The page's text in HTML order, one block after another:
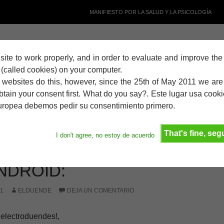
site to work properly, and in order to evaluate and improve
cookies) on your computer.
do this, however, since the 25th of May 2011 we
your consent first. What do you say?. Este lugar usa
debemos pedir su consentimiento primero.
That's fine,
I don't agree, no estoy de acuerdo
MANIFIESTO POR LA SALUD Y LA PSICOLOGÍA
SOBRE
FROYO 2.2 , BQ
Y
ELDUENDE DEJA UN COMENTARIO